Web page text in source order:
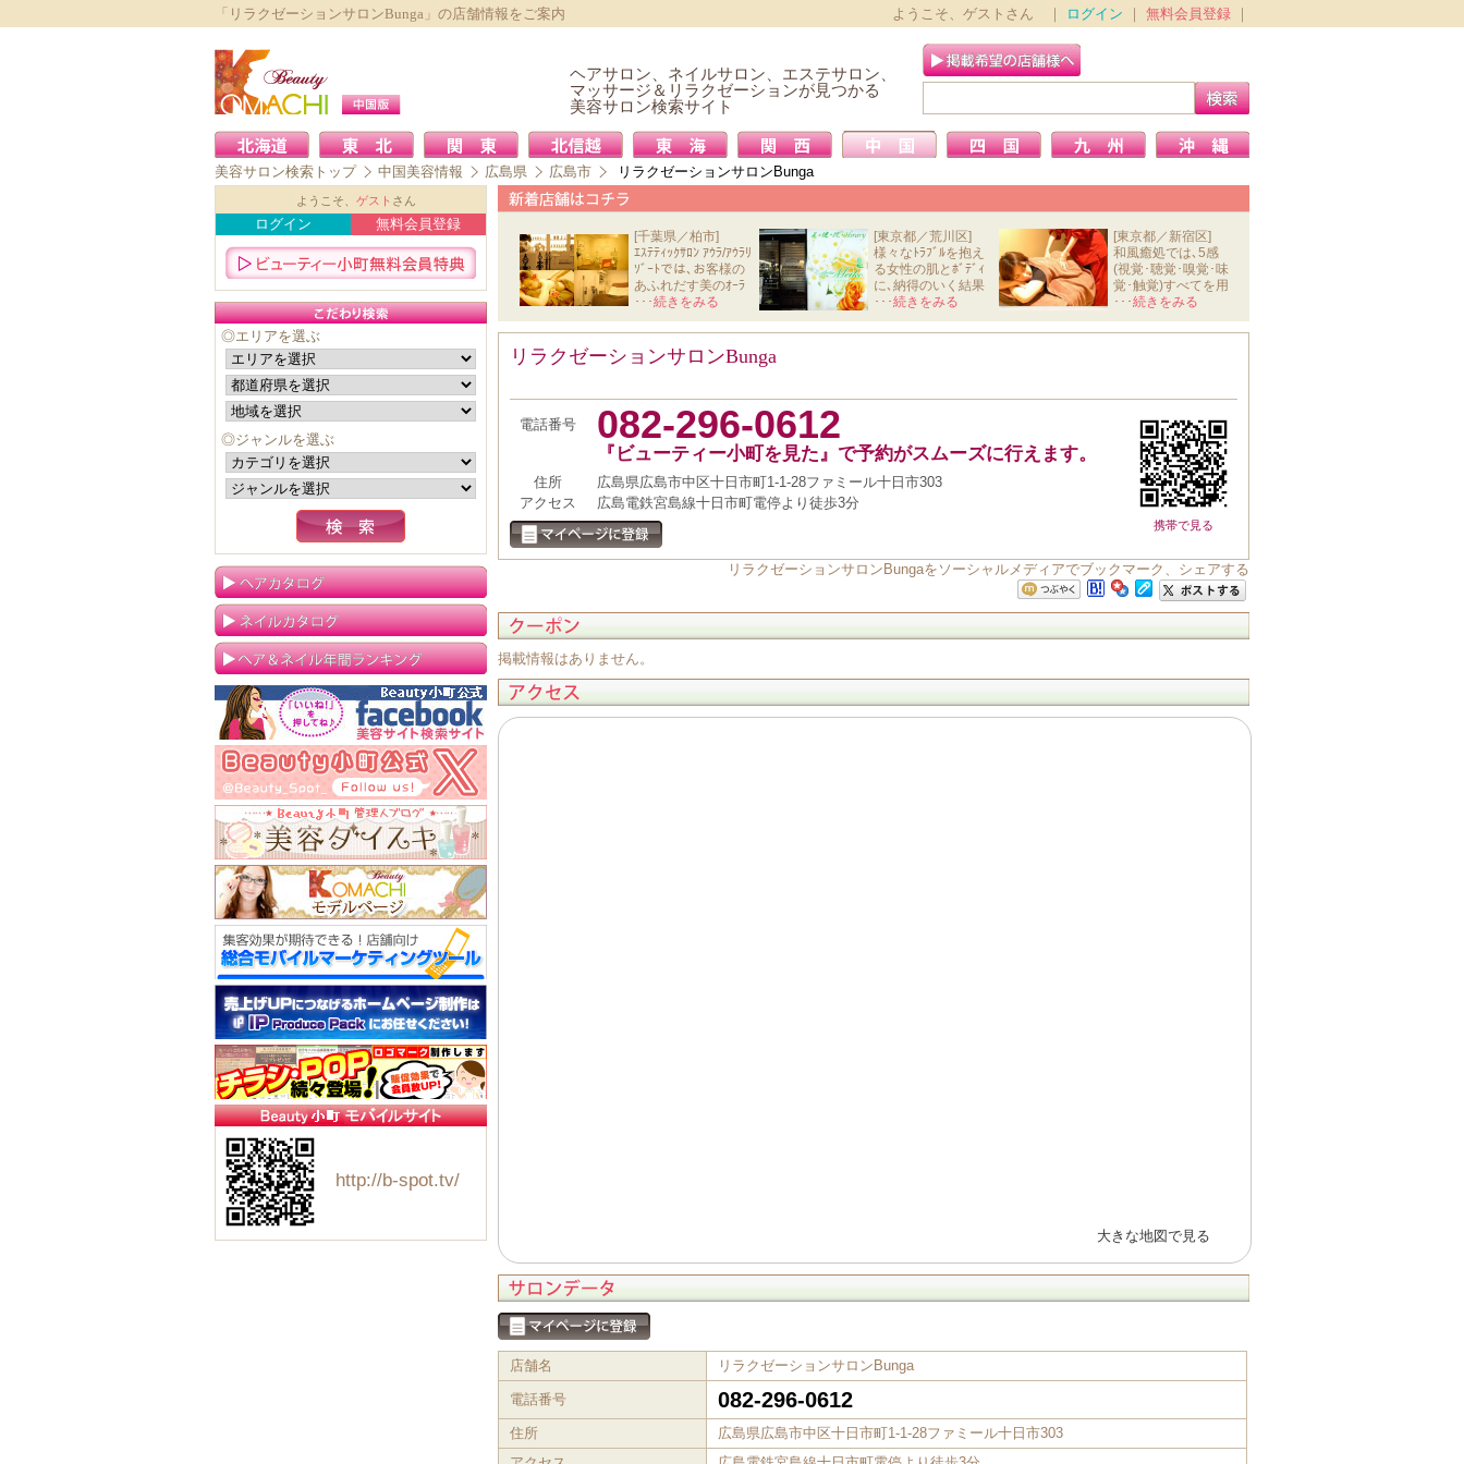
「リラクゼーションサロンBunga」の店舗情報をご案内 ようこそ、ゲストさん ｜ ログイン 無料会員登録
ヘアサロン、ネイルサロン、エステサロン、
マッサージ＆リラクゼーションが見つかる
美容サロン検索サイト
美容サロン検索トップ 中国美容情報 広島県 広島市 リラクゼーションサロンBunga
[千葉県／柏市]
ｴｽﾃﾃｨｯｸｻﾛﾝ ｱｳﾗ/ｱｳﾗﾘ
ｿﾞｰﾄでは､お客様の
あふれだす美のｵｰﾗ
と心か
･･･続きをみる
[東京都／荒川区]
様々なﾄﾗﾌﾞﾙを抱え
る女性の肌とﾎﾞﾃﾞｨ
に､納得のいく結果
を導きだ
･･･続きをみる
[東京都／新宿区]
和風癒処では､5感
(視覚･聴覚･嗅覚･味
覚･触覚)すべてを用
いて､ｽﾄﾚ
･･･続きをみる
リラクゼーションサロンBunga
携帯で見る
電話番号 082-296-0612
『ビューティー小町を見た』で予約がスムーズに行えます。
住所
広島県広島市中区十日市町1-1-28ファミール十日市303
アクセス
広島電鉄宮島線十日市町電停より徒歩3分
リラクゼーションサロンBungaをソーシャルメディアでブックマーク、シェアする
掲載情報はありません。
大きな地図で見る
店舗名 リラクゼーションサロンBunga
電話番号 082-296-0612
住所
広島県広島市中区十日市町1-1-28ファミール十日市303
ようこそ、 ゲスト さん
ログイン 無料会員登録
◎エリアを選ぶ
◎ジャンルを選ぶ
http://b-spot.tv/